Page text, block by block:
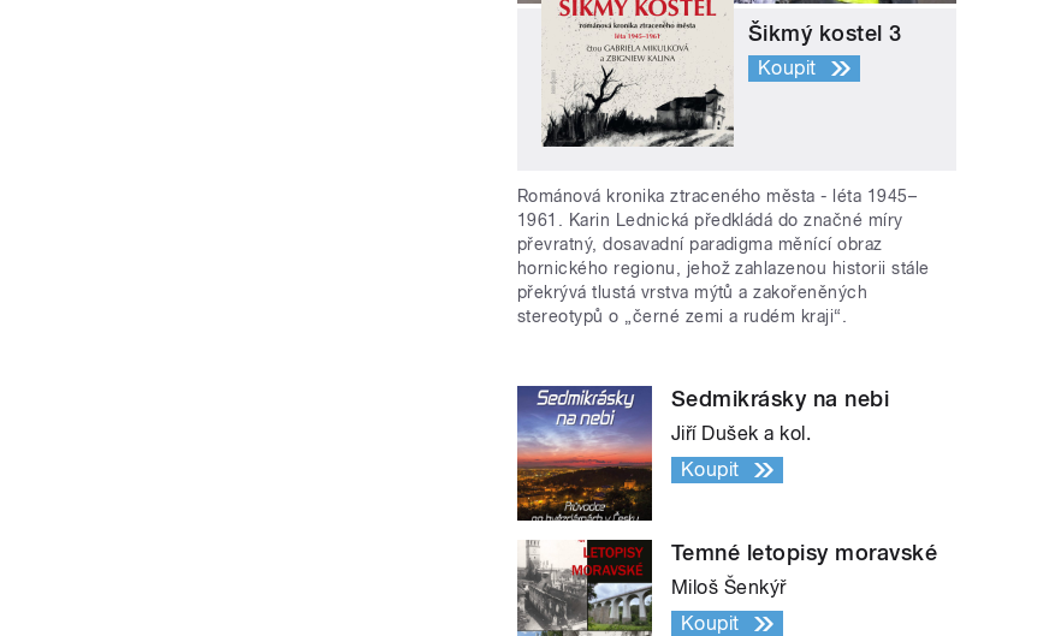
Šikmý kostel 3
Koupit
Románová kronika ztraceného města - léta 1945–
1961. Karin Lednická předkládá do značné míry
převratný, dosavadní paradigma měnící obraz
hornického regionu, jehož zahlazenou historii stále
překrývá tlustá vrstva mýtů a zakořeněných
stereotypů o „černé zemi a rudém kraji“.
Sedmikrásky na nebi
Jiří Dušek a kol.
Koupit
Temné letopisy moravské
Miloš Šenkýř
Koupit